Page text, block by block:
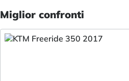
Miglior confronti